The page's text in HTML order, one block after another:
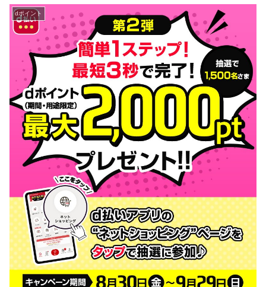
dポイント